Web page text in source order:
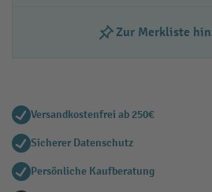
Zur Merkliste
Versandkostenfrei ab 250€
Sicherer Datenschutz
Persönliche Kaufberatung